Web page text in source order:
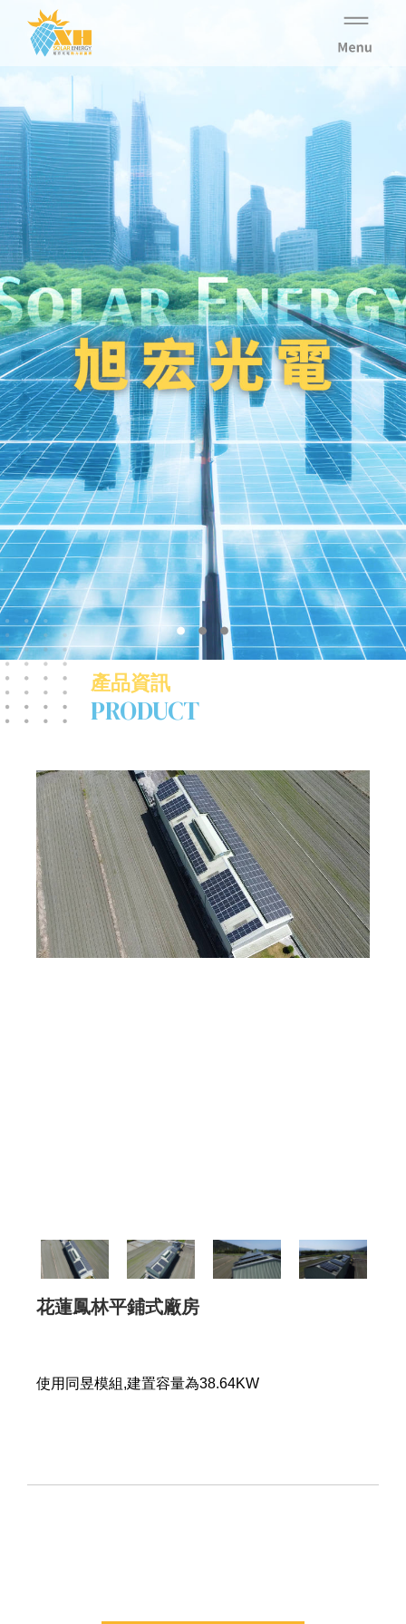
產品資訊
PRODUCT
花蓮鳳林平鋪式廠房
使用同昱模組,建置容量為38.64KW